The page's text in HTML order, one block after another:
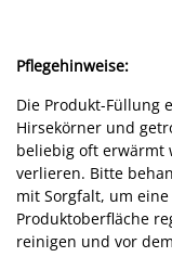
Pflegehinweise:
Die Produkt-Füllung
Hirsekörner und
beliebig oft erwärmt
verlieren. Bitte
mit Sorgfalt, um
Produktoberfläche
reinigen und vor